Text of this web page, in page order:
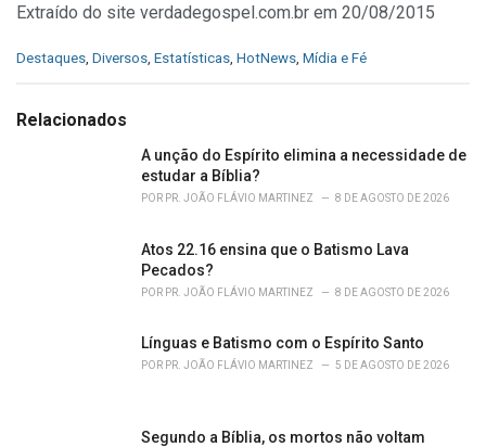
Extraído do site verdadegospel.com.br em 20/08/2015
C
e
Destaques Diversos Estatísticas HotNews Mídia e Fé
Relacionados
A unção do Espírito elimina a necessidade de
estudar a Bíblia?
POR PR. JOÃO FLÁVIO MARTINEZ 8 DE AGOSTO DE 2026
Atos 22.16 ensina que o Batismo Lava
Pecados?
POR PR. JOÃO FLÁVIO MARTINEZ 8 DE AGOSTO DE 2026
Línguas e Batismo com o Espírito Santo
POR PR. JOÃO FLÁVIO MARTINEZ 5 DE AGOSTO DE 2026
Segundo a Bíblia, os mortos não voltam